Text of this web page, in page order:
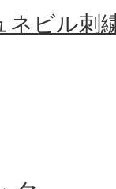
ネビル刺